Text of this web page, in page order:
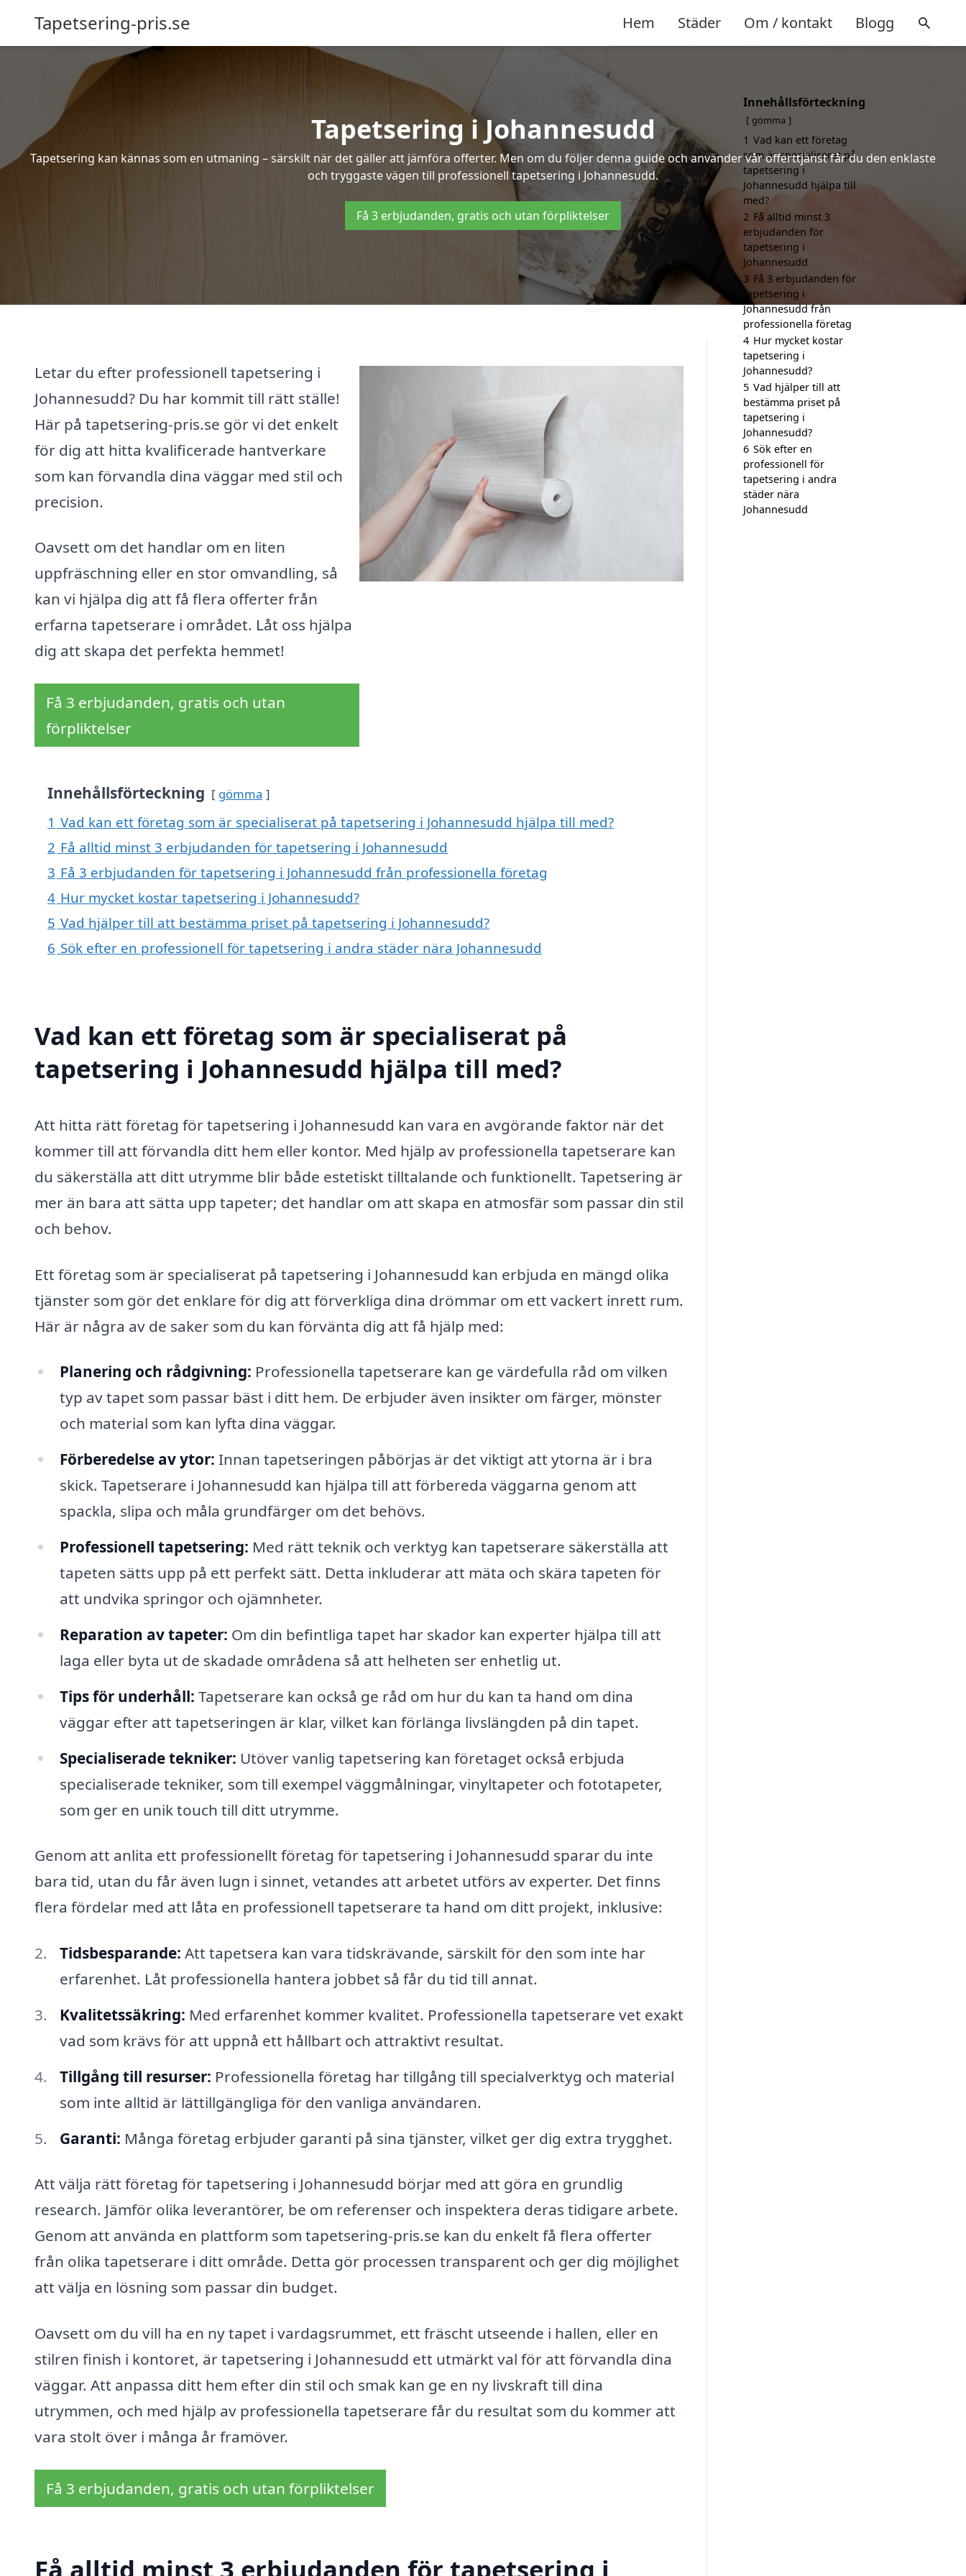
Tapetsering-pris.se Hem Städer Om / kontakt Blogg
Tapetsering i Johannesudd
Tapetsering kan kännas som en utmaning – särskilt när det gäller att jämföra offerter. Men om du följer denna guide och använder vår offerttjänst får du den enklaste
och tryggaste vägen till professionell tapetsering i Johannesudd.
Få 3 erbjudanden, gratis och utan förpliktelser
Letar du efter professionell tapetsering i
Johannesudd? Du har kommit till rätt ställe!
Här på tapetsering-pris.se gör vi det enkelt
för dig att hitta kvalificerade hantverkare
som kan förvandla dina väggar med stil och
precision.
Oavsett om det handlar om en liten
uppfräschning eller en stor omvandling, så
kan vi hjälpa dig att få flera offerter från
erfarna tapetserare i området. Låt oss hjälpa
dig att skapa det perfekta hemmet!
Få 3 erbjudanden, gratis och utan
förpliktelser
Innehållsförteckning gömma
1 Vad kan ett företag som är specialiserat på tapetsering i Johannesudd hjälpa till med?
2 Få alltid minst 3 erbjudanden för tapetsering i Johannesudd
3 Få 3 erbjudanden för tapetsering i Johannesudd från professionella företag
4 Hur mycket kostar tapetsering i Johannesudd?
5 Vad hjälper till att bestämma priset på tapetsering i Johannesudd?
6 Sök efter en professionell för tapetsering i andra städer nära Johannesudd
Vad kan ett företag som är specialiserat på
tapetsering i Johannesudd hjälpa till med?
Att hitta rätt företag för tapetsering i Johannesudd kan vara en avgörande faktor när det
kommer till att förvandla ditt hem eller kontor. Med hjälp av professionella tapetserare kan
du säkerställa att ditt utrymme blir både estetiskt tilltalande och funktionellt. Tapetsering är
mer än bara att sätta upp tapeter; det handlar om att skapa en atmosfär som passar din stil
och behov.
Ett företag som är specialiserat på tapetsering i Johannesudd kan erbjuda en mängd olika
tjänster som gör det enklare för dig att förverkliga dina drömmar om ett vackert inrett rum.
Här är några av de saker som du kan förvänta dig att få hjälp med:
Planering och rådgivning: Professionella tapetserare kan ge värdefulla råd om vilken
typ av tapet som passar bäst i ditt hem. De erbjuder även insikter om färger, mönster
och material som kan lyfta dina väggar.
Förberedelse av ytor: Innan tapetseringen påbörjas är det viktigt att ytorna är i bra
skick. Tapetserare i Johannesudd kan hjälpa till att förbereda väggarna genom att
spackla, slipa och måla grundfärger om det behövs.
Professionell tapetsering: Med rätt teknik och verktyg kan tapetserare säkerställa att
tapeten sätts upp på ett perfekt sätt. Detta inkluderar att mäta och skära tapeten för
att undvika springor och ojämnheter.
Reparation av tapeter: Om din befintliga tapet har skador kan experter hjälpa till att
laga eller byta ut de skadade områdena så att helheten ser enhetlig ut.
Tips för underhåll: Tapetserare kan också ge råd om hur du kan ta hand om dina
väggar efter att tapetseringen är klar, vilket kan förlänga livslängden på din tapet.
Specialiserade tekniker: Utöver vanlig tapetsering kan företaget också erbjuda
specialiserade tekniker, som till exempel väggmålningar, vinyltapeter och fototapeter,
som ger en unik touch till ditt utrymme.
Genom att anlita ett professionellt företag för tapetsering i Johannesudd sparar du inte
bara tid, utan du får även lugn i sinnet, vetandes att arbetet utförs av experter. Det finns
flera fördelar med att låta en professionell tapetserare ta hand om ditt projekt, inklusive:
Tidsbesparande: Att tapetsera kan vara tidskrävande, särskilt för den som inte har
erfarenhet. Låt professionella hantera jobbet så får du tid till annat.
Kvalitetssäkring: Med erfarenhet kommer kvalitet. Professionella tapetserare vet exakt
vad som krävs för att uppnå ett hållbart och attraktivt resultat.
Tillgång till resurser: Professionella företag har tillgång till specialverktyg och material
som inte alltid är lättillgängliga för den vanliga användaren.
Garanti: Många företag erbjuder garanti på sina tjänster, vilket ger dig extra trygghet.
Att välja rätt företag för tapetsering i Johannesudd börjar med att göra en grundlig
research. Jämför olika leverantörer, be om referenser och inspektera deras tidigare arbete.
Genom att använda en plattform som tapetsering-pris.se kan du enkelt få flera offerter
från olika tapetserare i ditt område. Detta gör processen transparent och ger dig möjlighet
att välja en lösning som passar din budget.
Oavsett om du vill ha en ny tapet i vardagsrummet, ett fräscht utseende i hallen, eller en
stilren finish i kontoret, är tapetsering i Johannesudd ett utmärkt val för att förvandla dina
väggar. Att anpassa ditt hem efter din stil och smak kan ge en ny livskraft till dina
utrymmen, och med hjälp av professionella tapetserare får du resultat som du kommer att
vara stolt över i många år framöver.
Få 3 erbjudanden, gratis och utan förpliktelser
Innehållsförteckning
gömma
1 Vad kan ett företag
som är specialiserat på
tapetsering i
Johannesudd hjälpa till
med?
2 Få alltid minst 3
erbjudanden för
tapetsering i
Johannesudd
3 Få 3 erbjudanden för
tapetsering i
Johannesudd från
professionella företag
4 Hur mycket kostar
tapetsering i
Johannesudd?
5 Vad hjälper till att
bestämma priset på
tapetsering i
Johannesudd?
6 Sök efter en
professionell för
tapetsering i andra
städer nära
Johannesudd